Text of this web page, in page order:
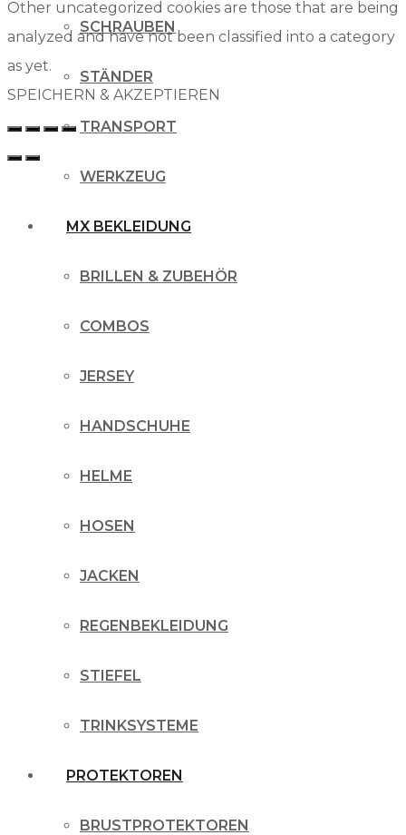
SCHRAUBEN
STÄNDER
TRANSPORT
WERKZEUG
MX BEKLEIDUNG
BRILLEN & ZUBEHÖR
COMBOS
JERSEY
HANDSCHUHE
HELME
HOSEN
JACKEN
REGENBEKLEIDUNG
STIEFEL
TRINKSYSTEME
PROTEKTOREN
BRUSTPROTEKTOREN
Other uncategorized cookies are those that are being
analyzed and have not been classified into a category
as yet.
SPEICHERN & AKZEPTIEREN